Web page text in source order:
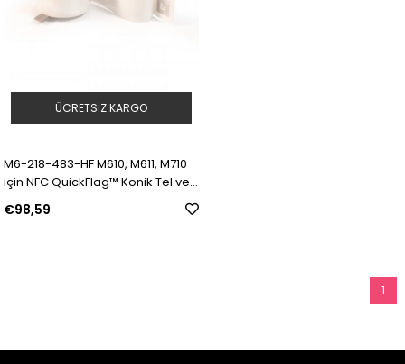
M6-218-483-HF M610, M611, M710
için NFC QuickFlag™ Konik Tel ve
Kablo Bayrağı | Model: 319493 |
SKU: Y5176034
€98,59
ÜCRETSIZ KARGO
1